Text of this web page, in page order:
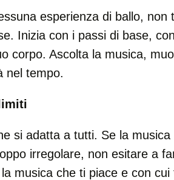
esperienza di ballo, non
Inizia con i passi di base,
corpo. Ascolta la musica,
nel tempo.
si adatta a tutti. Se la
irregolare, non esitare a
musica che ti piace e con